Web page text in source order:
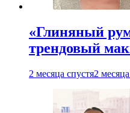
«Глиняный
трендовый
2 месяца спустя2